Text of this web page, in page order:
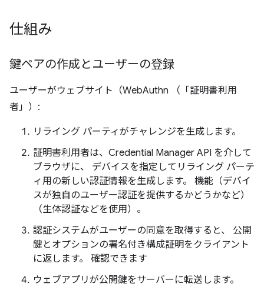
仕組み
鍵ペアの作成とユーザーの登録
ユーザーがウェブサイト（WebAuthn （「証明書利用
者」）:
リライング パーティがチャレンジを生成します。
証明書利用者は、Credential Manager API を介して
ブラウザに、 デバイスを指定してリライング パーテ
ィ用の新しい認証情報を生成します。 機能（デバイ
スが独自のユーザー認証を提供するかどうかなど）
（生体認証などを使用）。
認証システムがユーザーの同意を取得すると、 公開
鍵とオプションの署名付き構成証明をクライアント
に返します。 確認できます
ウェブアプリが公開鍵をサーバーに転送します。